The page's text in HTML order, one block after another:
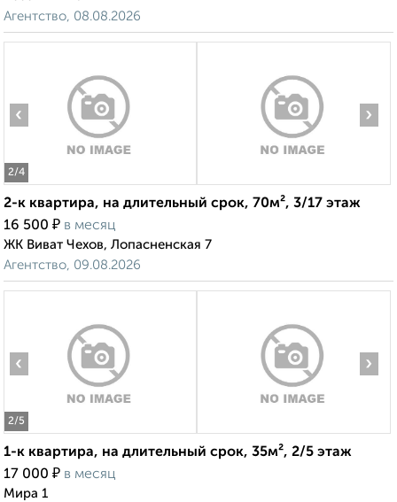
Агентство, 08.08.2026
2/4
‹ ›
2-к квартира, на длительный срок, 70м², 3/17 этаж
16 500 ₽ в месяц
ЖК Виват Чехов, Лопасненская 7
Агентство, 09.08.2026
2/5
‹ ›
1-к квартира, на длительный срок, 35м², 2/5 этаж
17 000 ₽ в месяц
Мира 1